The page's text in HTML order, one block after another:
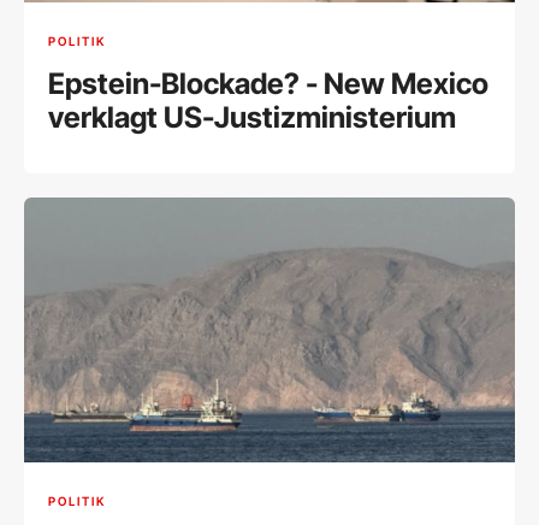
POLITIK
Epstein-Blockade? - New Mexico
verklagt US-Justizministerium
POLITIK